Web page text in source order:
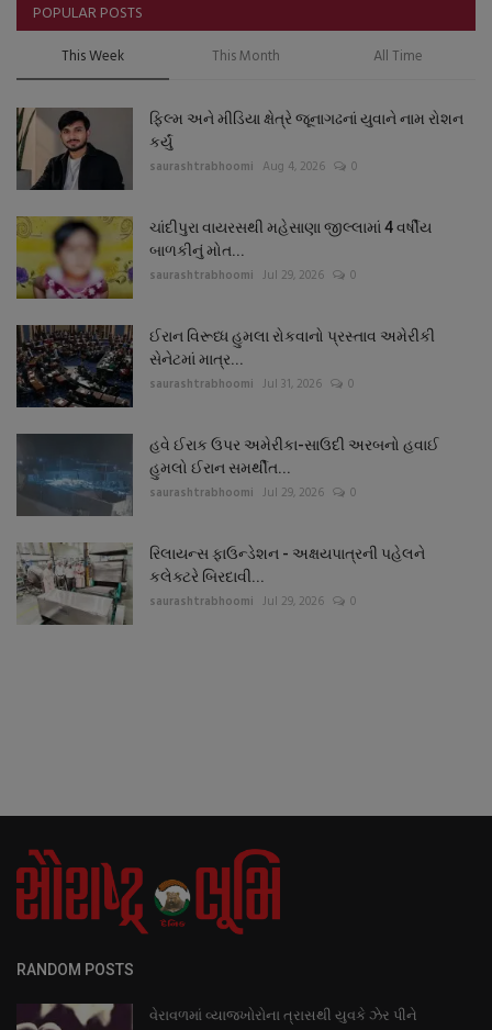
POPULAR POSTS
This Week This Month All Time
ફિલ્મ અને મીડિયા ક્ષેત્રે જૂનાગઢનાં યુવાને નામ રોશન
કર્યું
saurashtrabhoomi Aug 4, 2026 0
ચાંદીપુરા વાયરસથી મહેસાણા જીલ્લામાં 4 વર્ષીય
બાળકીનું મોત...
saurashtrabhoomi Jul 29, 2026 0
ઈરાન વિરૂધ્ધ હુમલા રોકવાનો પ્રસ્તાવ અમેરીકી
સેનેટમાં માત્ર...
saurashtrabhoomi Jul 31, 2026 0
હવે ઈરાક ઉપર અમેરીકા-સાઉદી અરબનો હવાઈ
હુમલો ઈરાન સમર્થીત...
saurashtrabhoomi Jul 29, 2026 0
રિલાયન્સ ફાઉન્ડેશન - અક્ષયપાત્રની પહેલને
કલેક્ટરે બિરદાવી...
saurashtrabhoomi Jul 29, 2026 0
RANDOM POSTS
વેરાવળમાં વ્યાજખોરોના ત્રાસથી યુવકે ઝેર પીને